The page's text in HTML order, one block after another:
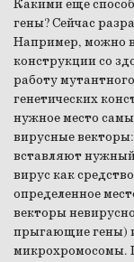
Какими еще
гены? Сейчас
Например, можно
конструкции со
работу
генетических
нужное место
вирусные
вставляют
вирус как
определенное
векторы
прыгающие гены)
микрохромосомы.